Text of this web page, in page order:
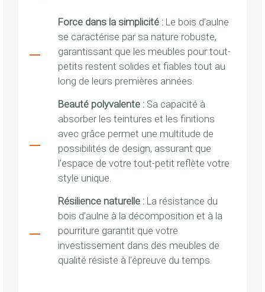
Force dans la simplicité :Le bois d’aulne
se caractérise par sa nature robuste,
garantissant que les meubles pour tout-
petits restent solides et fiables tout au
long de leurs premières années.
Beauté polyvalente :Sa capacité à
absorber les teintures et les finitions
avec grâce permet une multitude de
possibilités de design, assurant que
l’espace de votre tout-petit reflète votre
style unique.
Résilience naturelle :La résistance du
bois d’aulne à la décomposition et à la
pourriture garantit que votre
investissement dans des meubles de
qualité résiste à l’épreuve du temps.